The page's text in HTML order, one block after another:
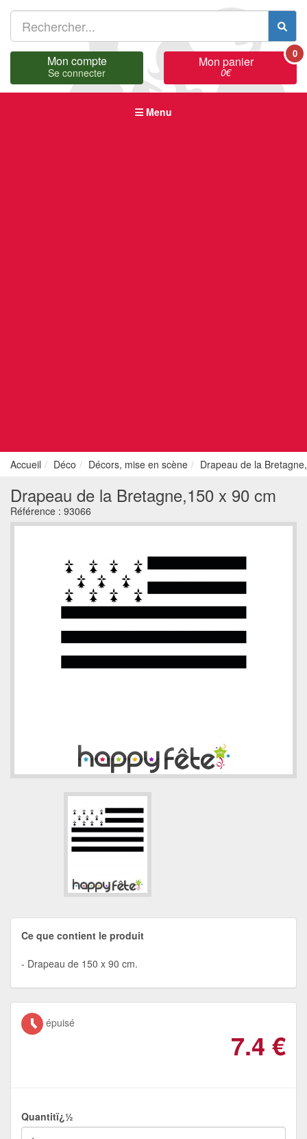
Mon compte
Se connecter
Mon panier
0€
0
Menu
Accueil Déco Décors, mise en scène Drapeau de la
Drapeau de la Bretagne,150 x 90 cm
Référence : 93066
Ce que contient le produit
Drapeau de 150 x 90 cm.
épuisé
7.4 €
Quantitï¿½